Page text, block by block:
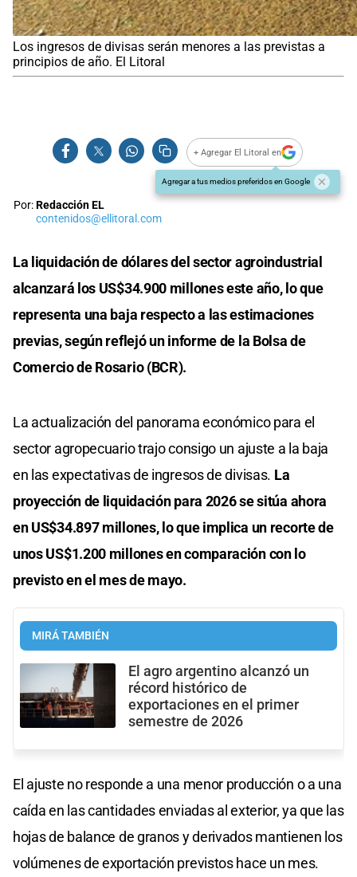
Los ingresos de divisas serán menores a las previstas a
principios de año. El Litoral
+ Agregar El Litoral en
Agregar a tus medios preferidos en Google
Por:Redacción EL
contenidos@ellitoral.com
La liquidación de dólares del sector agroindustrial
alcanzará los US$34.900 millones este año, lo que
representa una baja respecto a las estimaciones
previas, según reflejó un informe de la Bolsa de
Comercio de Rosario (BCR).
La actualización del panorama económico para el
sector agropecuario trajo consigo un ajuste a la baja
en las expectativas de ingresos de divisas. La
proyección de liquidación para 2026 se sitúa ahora
en US$34.897 millones, lo que implica un recorte de
unos US$1.200 millones en comparación con lo
previsto en el mes de mayo.
MIRÁ TAMBIÉN
El agro argentino alcanzó un
récord histórico de
exportaciones en el primer
semestre de 2026
El ajuste no responde a una menor producción o a una
caída en las cantidades enviadas al exterior, ya que las
hojas de balance de granos y derivados mantienen los
volúmenes de exportación previstos hace un mes.